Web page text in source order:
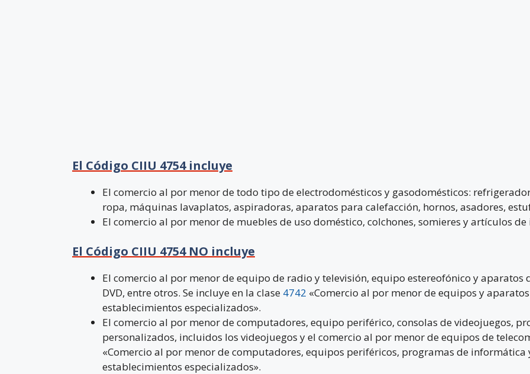
El Código CIIU 4754 incluye
El comercio al por menor de todo tipo de electrodomésticos y gasodomésticos:
ropa, máquinas lavaplatos, aspiradoras, aparatos para calefacción, hornos, asadores,
El comercio al por menor de muebles de uso doméstico, colchones, somieres y artículos
El Código CIIU 4754 NO incluye
El comercio al por menor de equipo de radio y televisión, equipo estereofónico y aparatos
DVD, entre otros. Se incluye en la clase 4742 «Comercio al por menor de equipos y
establecimientos especializados».
El comercio al por menor de computadores, equipo periférico, consolas de videojuegos,
personalizados, incluidos los videojuegos y el comercio al por menor de equipos de
«Comercio al por menor de computadores, equipos periféricos, programas de informática
establecimientos especializados».